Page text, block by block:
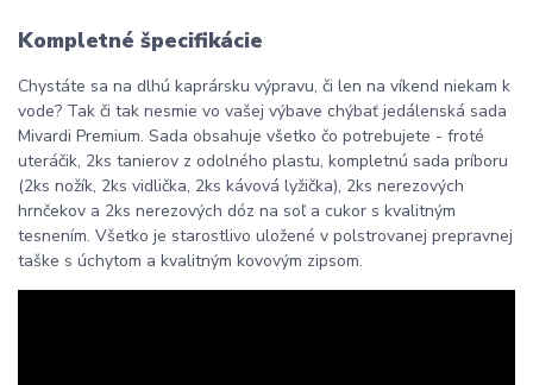
Kompletné špecifikácie
Chystáte sa na dlhú kaprársku výpravu, či len na víkend niekam k
vode? Tak či tak nesmie vo vašej výbave chýbať jedálenská sada
Mivardi Premium. Sada obsahuje všetko čo potrebujete - froté
uteráčik, 2ks tanierov z odolného plastu, kompletnú sada príboru
(2ks nožík, 2ks vidlička, 2ks kávová lyžička), 2ks nerezových
hrnčekov a 2ks nerezových dóz na soľ a cukor s kvalitným
tesnením. Všetko je starostlivo uložené v polstrovanej prepravnej
taške s úchytom a kvalitným kovovým zipsom.